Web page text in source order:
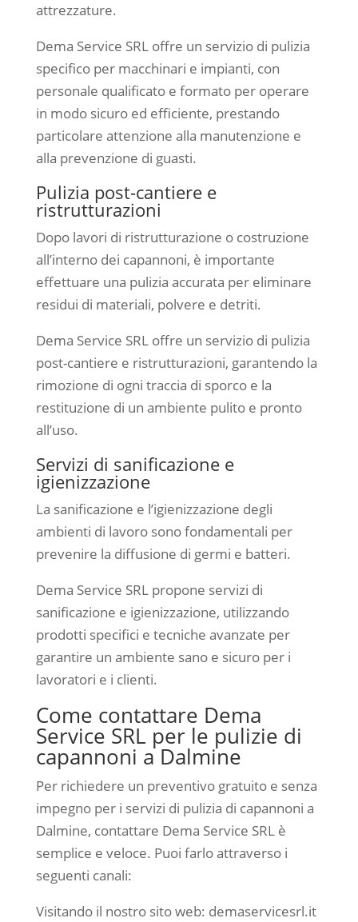
attrezzature.
Dema Service SRL offre un servizio di pulizia
specifico per macchinari e impianti, con
personale qualificato e formato per operare
in modo sicuro ed efficiente, prestando
particolare attenzione alla manutenzione e
alla prevenzione di guasti.
Pulizia post-cantiere e
ristrutturazioni
Dopo lavori di ristrutturazione o costruzione
all’interno dei capannoni, è importante
effettuare una pulizia accurata per eliminare
residui di materiali, polvere e detriti.
Dema Service SRL offre un servizio di pulizia
post-cantiere e ristrutturazioni, garantendo la
rimozione di ogni traccia di sporco e la
restituzione di un ambiente pulito e pronto
all’uso.
Servizi di sanificazione e
igienizzazione
La sanificazione e l’igienizzazione degli
ambienti di lavoro sono fondamentali per
prevenire la diffusione di germi e batteri.
Dema Service SRL propone servizi di
sanificazione e igienizzazione, utilizzando
prodotti specifici e tecniche avanzate per
garantire un ambiente sano e sicuro per i
lavoratori e i clienti.
Come contattare Dema
Service SRL per le pulizie di
capannoni a Dalmine
Per richiedere un preventivo gratuito e senza
impegno per i servizi di pulizia di capannoni a
Dalmine, contattare Dema Service SRL è
semplice e veloce. Puoi farlo attraverso i
seguenti canali:
Visitando il nostro sito web: demaservicesrl.it